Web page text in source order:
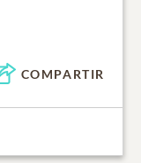
COMPARTIR